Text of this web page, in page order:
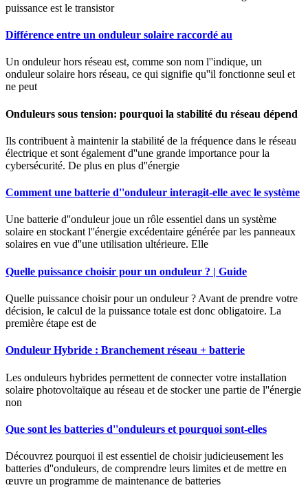
puissance est le transistor
Différence entre un onduleur solaire raccordé au
Un onduleur hors réseau est, comme son nom l''indique, un
onduleur solaire hors réseau, ce qui signifie qu''il fonctionne seul et
ne peut
Onduleurs sous tension: pourquoi la stabilité du réseau dépend
Ils contribuent à maintenir la stabilité de la fréquence dans le réseau
électrique et sont également d''une grande importance pour la
cybersécurité. De plus en plus d''énergie
Comment une batterie d''onduleur interagit-elle avec le système
Une batterie d''onduleur joue un rôle essentiel dans un système
solaire en stockant l''énergie excédentaire générée par les panneaux
solaires en vue d''une utilisation ultérieure. Elle
Quelle puissance choisir pour un onduleur ? | Guide
Quelle puissance choisir pour un onduleur ? Avant de prendre votre
décision, le calcul de la puissance totale est donc obligatoire. La
première étape est de
Onduleur Hybride : Branchement réseau + batterie
Les onduleurs hybrides permettent de connecter votre installation
solaire photovoltaïque au réseau et de stocker une partie de l''énergie
non
Que sont les batteries d''onduleurs et pourquoi sont-elles
Découvrez pourquoi il est essentiel de choisir judicieusement les
batteries d''onduleurs, de comprendre leurs limites et de mettre en
œuvre un programme de maintenance de batteries